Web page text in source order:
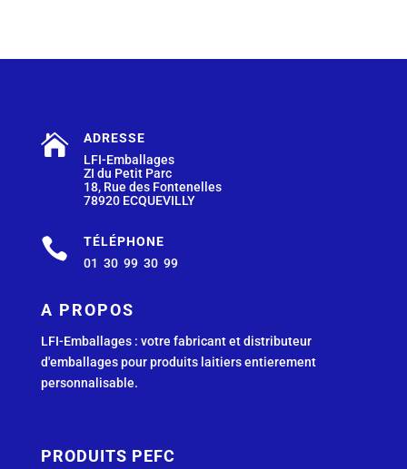

ADRESSE
LFI-Emballages
ZI du Petit Parc
18, Rue des Fontenelles
78920 ECQUEVILLY

TÉLÉPHONE
01 30 99 30 99
A PROPOS
LFI-Emballages : votre fabricant et distributeur
d'emballages pour produits laitiers entierement
personnalisable.
PRODUITS PEFC